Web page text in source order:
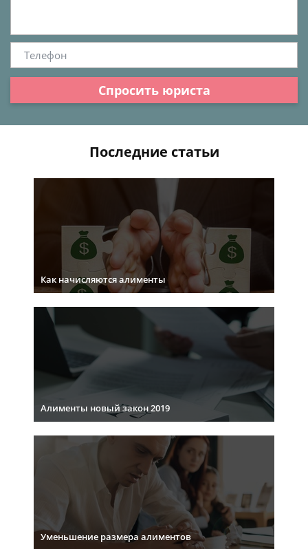
Спросить юриста
Последние статьи
Как начисляются алименты
Алименты новый закон 2019
Уменьшение размера алиментов